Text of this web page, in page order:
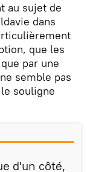
au sujet de
dans
que les
par une
semble pas
souligne
d'un côté,